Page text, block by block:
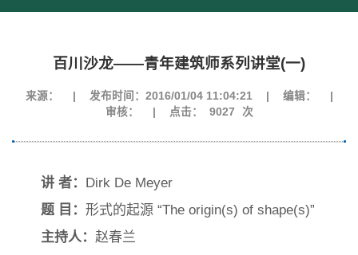
院长致词 学院简介 现任领导 各系介绍
百川沙龙——青年建筑师系列讲堂(一)
来源： 发布时间：2016/01/04 11:04:21 编辑：
审核：
点击： 9027 次
讲 者： Dirk De Meyer
题 目： 形式的起源 “The origin(s) of shape(s)”
主持人 ： 赵春兰